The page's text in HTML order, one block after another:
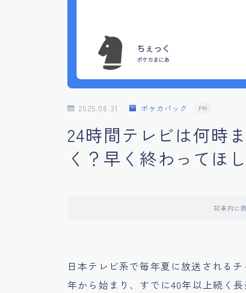
2025.08.31 ポケカパック PR
24時間テレビは何時
く？早く終わってほ
記事内に
日本テレビ系で毎年夏に放送される
年から始まり、すでに40年以上続く